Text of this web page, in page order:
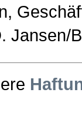
Jansen/